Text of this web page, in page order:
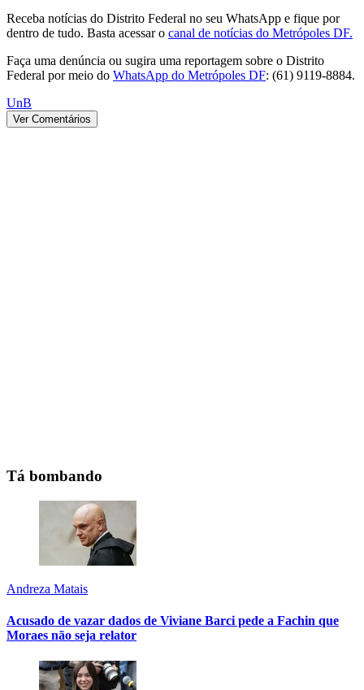
Receba notícias do Distrito Federal no seu WhatsApp e fique por
dentro de tudo. Basta acessar o canal de notícias do Metrópoles DF.
Faça uma denúncia ou sugira uma reportagem sobre o Distrito
Federal por meio do WhatsApp do Metrópoles DF: (61) 9119-8884.
UnB
Ver Comentários
Tá bombando
Andreza Matais
Acusado de vazar dados de Viviane Barci pede a Fachin que
Moraes não seja relator